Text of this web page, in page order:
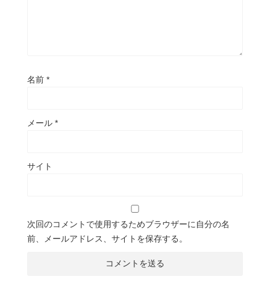
名前 *
メール *
サイト
次回のコメントで使用するためブラウザーに自分の名
前、メールアドレス、サイトを保存する。